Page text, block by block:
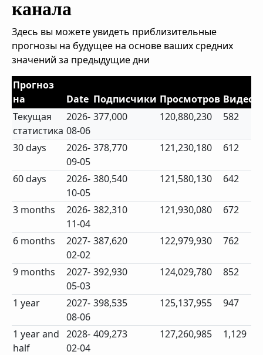
канала
Здесь вы можете увидеть приблизительные
прогнозы на будущее на основе ваших средних
значений за предыдущие дни
Прогноз
на
Date Подписчики Просмотров Видео
Текущая
статистика
2026-
08-06
377,000 120,880,230 582
30 days
2026-
09-05
378,770 121,230,180 612
60 days
2026-
10-05
380,540 121,580,130 642
3 months
2026-
11-04
382,310 121,930,080 672
6 months
2027-
02-02
387,620 122,979,930 762
9 months
2027-
05-03
392,930 124,029,780 852
1 year
2027-
08-06
398,535 125,137,955 947
1 year and
half
2028-
02-04
409,273 127,260,985 1,129